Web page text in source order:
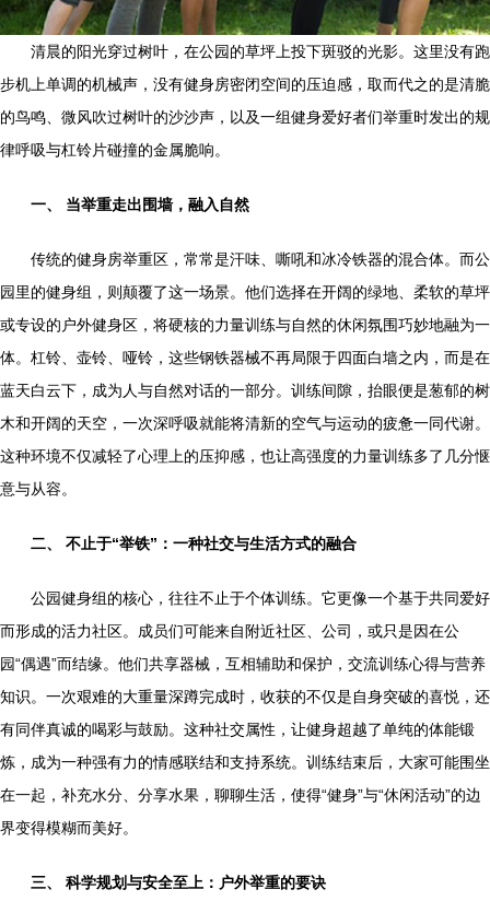
清晨的阳光穿过树叶，在公园的草坪上投下斑驳的光影。这里没有跑
步机上单调的机械声，没有健身房密闭空间的压迫感，取而代之的是清脆
的鸟鸣、微风吹过树叶的沙沙声，以及一组健身爱好者们举重时发出的规
律呼吸与杠铃片碰撞的金属脆响。
一、 当举重走出围墙，融入自然
传统的健身房举重区，常常是汗味、嘶吼和冰冷铁器的混合体。而公
园里的健身组，则颠覆了这一场景。他们选择在开阔的绿地、柔软的草坪
或专设的户外健身区，将硬核的力量训练与自然的休闲氛围巧妙地融为一
体。杠铃、壶铃、哑铃，这些钢铁器械不再局限于四面白墙之内，而是在
蓝天白云下，成为人与自然对话的一部分。训练间隙，抬眼便是葱郁的树
木和开阔的天空，一次深呼吸就能将清新的空气与运动的疲惫一同代谢。
这种环境不仅减轻了心理上的压抑感，也让高强度的力量训练多了几分惬
意与从容。
二、 不止于“举铁”：一种社交与生活方式的融合
公园健身组的核心，往往不止于个体训练。它更像一个基于共同爱好
而形成的活力社区。成员们可能来自附近社区、公司，或只是因在公
园“偶遇”而结缘。他们共享器械，互相辅助和保护，交流训练心得与营养
知识。一次艰难的大重量深蹲完成时，收获的不仅是自身突破的喜悦，还
有同伴真诚的喝彩与鼓励。这种社交属性，让健身超越了单纯的体能锻
炼，成为一种强有力的情感联结和支持系统。训练结束后，大家可能围坐
在一起，补充水分、分享水果，聊聊生活，使得“健身”与“休闲活动”的边
界变得模糊而美好。
三、 科学规划与安全至上：户外举重的要诀